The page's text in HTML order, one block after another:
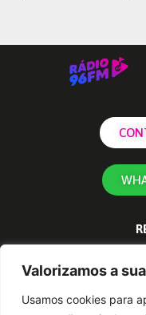
Valorizamos a
Usamos cookies para